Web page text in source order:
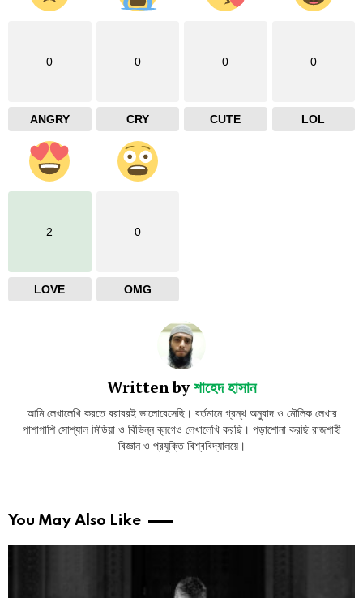
0
ANGRY
0
CRY
0
CUTE
0
LOL
2
LOVE
0
OMG
Written byশাহেদ হাসান
আমি লেখালেখি করতে বরাবরই ভালোবেসেছি। বর্তমানে গ্রন্থ অনুবাদ ও মৌলিক লেখার
পাশাপাশি সোশ্যাল মিডিয়া ও বিভিন্ন ব্লগেও লেখালেখি করছি। পড়াশোনা করছি রাজশাহী
বিজ্ঞান ও প্রযুক্তি বিশ্ববিদ্যালয়ে।
You May Also Like